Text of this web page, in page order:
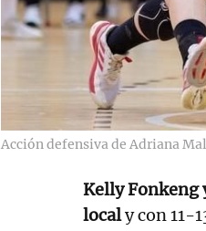
Acción defensiva de Adriana
Kelly Fonkeng
localy con 11-